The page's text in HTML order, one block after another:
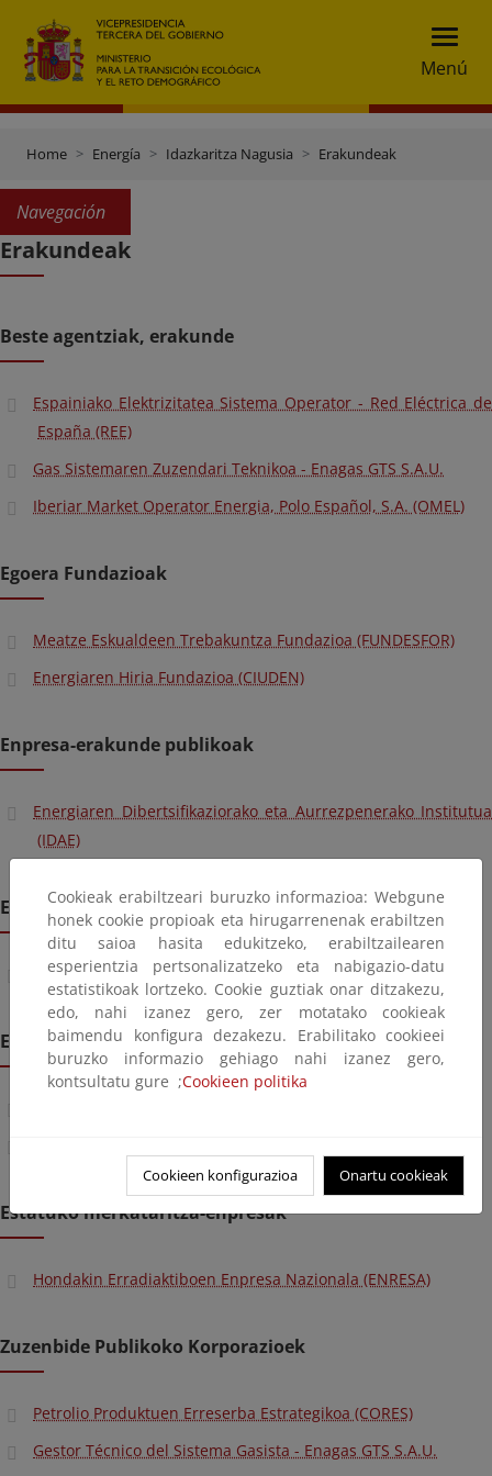
Menú
Home Energía Idazkaritza Nagusia Erakundeak
Navegación
Erakundeak
Beste agentziak, erakunde
Espainiako Elektrizitatea Sistema Operator - Red Eléctrica de
España (REE)
Gas Sistemaren Zuzendari Teknikoa - Enagas GTS S.A.U.
Iberiar Market Operator Energia, Polo Español, S.A. (OMEL)
Egoera Fundazioak
Meatze Eskualdeen Trebakuntza Fundazioa (FUNDESFOR)
Energiaren Hiria Fundazioa (CIUDEN)
Enpresa-erakunde publikoak
Energiaren Dibertsifikaziorako eta Aurrezpenerako Institutua
(IDAE)
Erakunde autonomoak
Erakundearen igarotzeko.
Erakunde erregulatzaileak
Estatuko merkataritza-enpresak
Hondakin Erradiaktiboen Enpresa Nazionala (ENRESA)
Zuzenbide Publikoko Korporazioek
Petrolio Produktuen Erreserba Estrategikoa (CORES)
Gestor Técnico del Sistema Gasista - Enagas GTS S.A.U.
Cookieak erabiltzeari buruzko informazioa: Webgune
honek cookie propioak eta hirugarrenenak erabiltzen
ditu saioa hasita edukitzeko, erabiltzailearen
esperientzia pertsonalizatzeko eta nabigazio-datu
estatistikoak lortzeko. Cookie guztiak onar ditzakezu,
edo, nahi izanez gero, zer motatako cookieak
baimendu konfigura dezakezu. Erabilitako cookieei
buruzko informazio gehiago nahi izanez gero,
kontsultatu gure ;Cookieen politika
Cookieen konfigurazioa Onartu cookieak